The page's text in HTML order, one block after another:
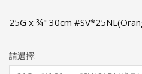
25G x ¾" 30cm
請選擇: